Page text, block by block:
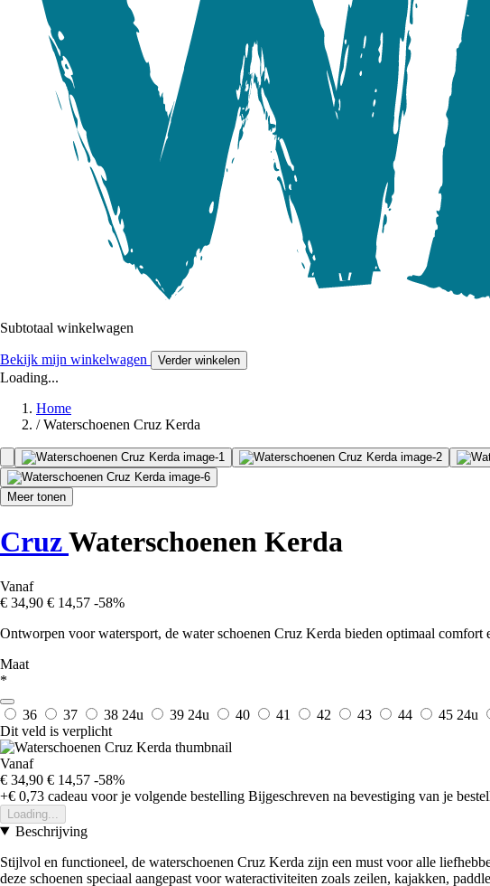
Subtotaal winkelwagen
Bekijk mijn winkelwagen Verder winkelen
Loading...
Home
/ Waterschoenen Cruz Kerda
Meer tonen
CruzWaterschoenen Kerda
Vanaf
€ 34,90 € 14,57 -58%
Ontworpen voor watersport, de water schoenen Cruz Kerda bieden optimaal comfort
Maat
*
36 37 38 24u 39 24u 40 41 42 43 44 45 24u
Dit veld is verplicht
Vanaf
€ 34,90 € 14,57 -58%
+€ 0,73 cadeau voor je volgende bestelling Bijgeschreven na bevestiging van je
Loading...
Beschrijving
Stijlvol en functioneel, de waterschoenen Cruz Kerda zijn een must voor alle
deze schoenen speciaal aangepast voor wateractiviteiten zoals zeilen, kajakken,